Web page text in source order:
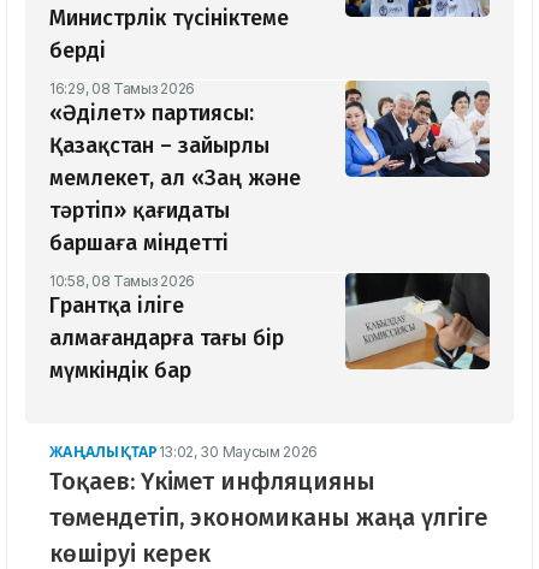
Министрлік түсініктеме
берді
16:29, 08 Тамыз 2026
«Әділет» партиясы:
Қазақстан – зайырлы
мемлекет, ал «Заң және
тәртіп» қағидаты
баршаға міндетті
10:58, 08 Тамыз 2026
Грантқа іліге
алмағандарға тағы бір
мүмкіндік бар
ЖАҢАЛЫҚТАР 13:02, 30 Маусым 2026
Тоқаев: Үкімет инфляцияны
төмендетіп, экономиканы жаңа үлгіге
көшіруі керек